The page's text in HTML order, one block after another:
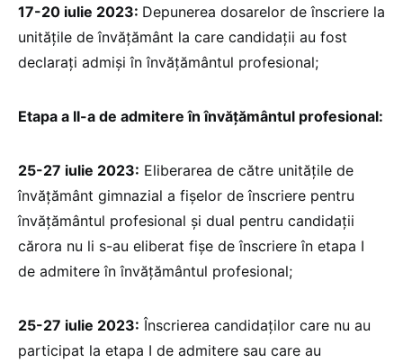
17-20 iulie 2023: Depunerea dosarelor de înscriere la
unitățile de învățământ la care candidații au fost
declarați admiși în învățământul profesional;
Etapa a II-a de admitere în învățământul profesional:
25-27 iulie 2023: Eliberarea de către unitățile de
învățământ gimnazial a fișelor de înscriere pentru
învățământul profesional și dual pentru candidații
cărora nu li s-au eliberat fișe de înscriere în etapa I
de admitere în învățământul profesional;
25-27 iulie 2023: Înscrierea candidaților care nu au
participat la etapa I de admitere sau care au